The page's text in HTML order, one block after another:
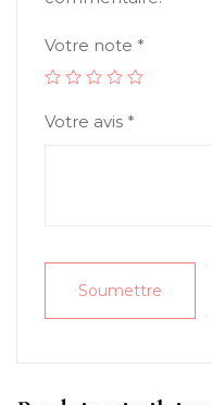
Votre note *
Votre avis *